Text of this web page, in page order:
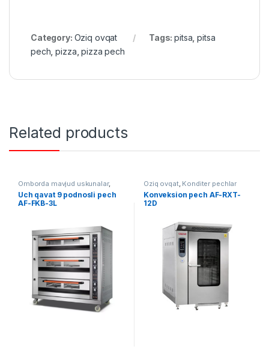
Category: Oziq ovqat Tags:pitsa ,pitsa
pech ,pizza ,pizza pech
Related products
Omborda mavjud uskunalar,
Konditer pechlar
Uch qavat 9 podnosli pech
AF-FKB-3L
Oziq ovqat, Konditer pechlar
Konveksion pech AF-RXT-
12D